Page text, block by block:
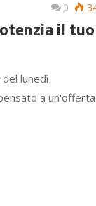
0
il tuo
lunedì
a un'offerta